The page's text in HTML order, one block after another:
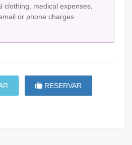
clothing, medical expenses,
or phone charges
RESERVAR